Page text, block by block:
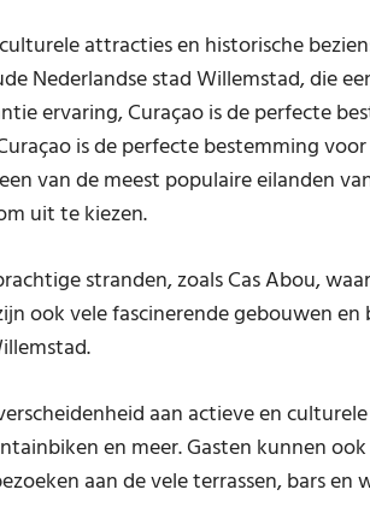
attracties en historische
Nederlandse stad Willemstad, die
ervaring, Curaçao is de perfecte
is de perfecte bestemming
van de meest populaire eilanden
uit te kiezen.
stranden, zoals Cas Abou,
ook vele fascinerende gebouwen
aan actieve en
en meer. Gasten kunnen
aan de vele terrassen, bars en